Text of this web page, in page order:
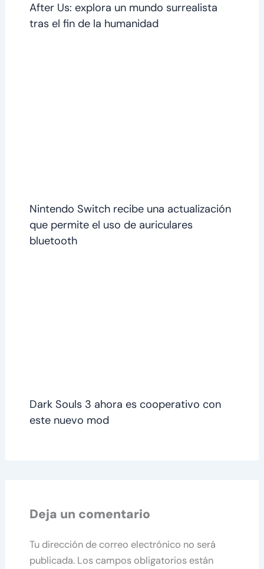
After Us: explora un mundo surrealista
tras el fin de la humanidad
Nintendo Switch recibe una actualización
que permite el uso de auriculares
bluetooth
Dark Souls 3 ahora es cooperativo con
este nuevo mod
Deja un comentario
Tu dirección de correo electrónico no será
publicada. Los campos obligatorios están